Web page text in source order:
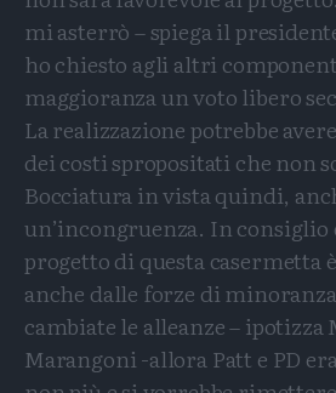
mi asterrò – spiega il
ho chiesto agli altri
maggioranza un voto libero
La realizzazione potrebbe
dei costi spropositati che non
Bocciatura in vista quindi,
un’incongruenza. In
progetto di questa casermetta
anche dalle forze di
cambiate le alleanze –
Marangoni -allora Patt e PD